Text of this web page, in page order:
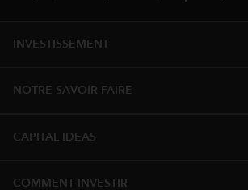
INVESTISSEMENT
NOTRE SAVOIR-FAIRE
CAPITAL IDEAS
COMMENT INVESTIR